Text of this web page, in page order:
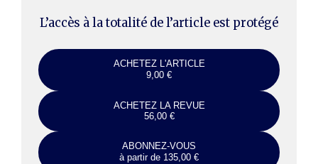
L’accès à la totalité de l’article est protégé
ACHETEZ L'ARTICLE
9,00 €
ACHETEZ LA REVUE
56,00 €
ABONNEZ-VOUS
à partir de 135,00 €